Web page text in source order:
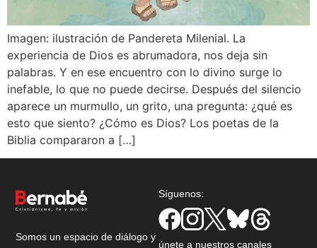
Imagen: ilustración de Pandereta Milenial. La
experiencia de Dios es abrumadora, nos deja sin
palabras. Y en ese encuentro con lo divino surge lo
inefable, lo que no puede decirse. Después del silencio
aparece un murmullo, un grito, una pregunta: ¿qué es
esto que siento? ¿Cómo es Dios? Los poetas de la
Biblia compararon a […]
Somos un espacio de diálogo y
Síguenos:
únete a nuestros canales